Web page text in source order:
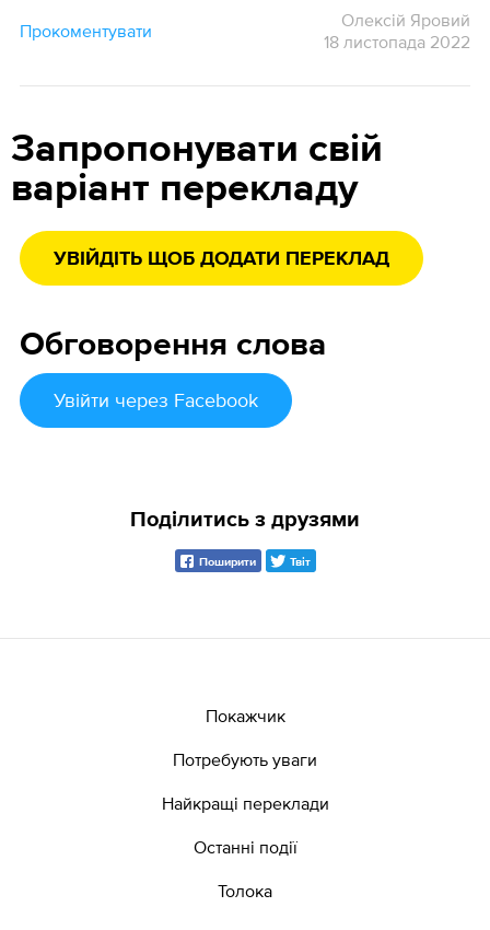
Прокоментувати
Олексій Яровий
18 листопада 2022
Запропонувати свій
варіант перекладу
УВІЙДІТЬ ЩОБ ДОДАТИ ПЕРЕКЛАД
Обговорення слова
Увійти через Facebook
Поділитись з друзями
Поширити Твіт
Покажчик
Потребують уваги
Найкращі переклади
Останні події
Толока